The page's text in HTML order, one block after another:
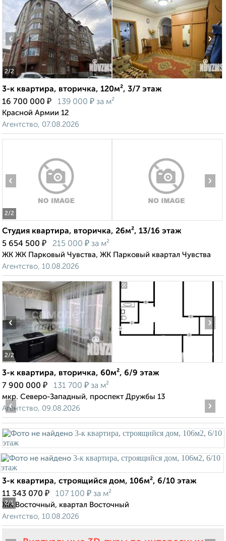
2/2
‹ ›
3-к квартира, вторичка, 120м², 3/7 этаж
16 700 000 ₽ 139 000 ₽ за м²
Красной Армии 12
Агентство, 07.08.2026
2/2
‹ ›
Студия квартира, вторичка, 26м², 13/16 этаж
5 654 500 ₽ 215 000 ₽ за м²
ЖК ЖК Парковый Чувства, ЖК Парковый квартал Чувства
Агентство, 10.08.2026
2/2
‹ ›
3-к квартира, вторичка, 60м², 6/9 этаж
7 900 000 ₽ 131 700 ₽ за м²
мкр. Северо-Западный, проспект Дружбы 13
Агентство, 09.08.2026
2/1
‹ ›
3-к квартира, строящийся дом, 106м², 6/10 этаж
11 343 070 ₽ 107 100 ₽ за м²
ЖК Восточный, квартал Восточный
Агентство, 10.08.2026